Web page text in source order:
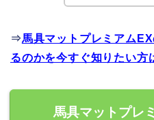
⇒馬具マットプレミアム
るのかを今すぐ知りたい方
馬具マットプレ